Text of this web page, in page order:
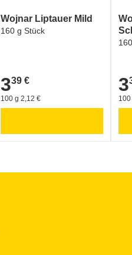
Wojnar Liptauer Mild
160 g Stück
3,39 €
339 €
100 g 2,12 €
3